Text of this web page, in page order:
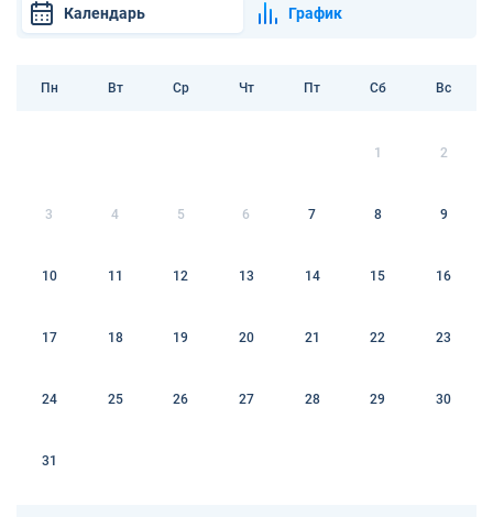
Календарь График
Пн Вт Ср Чт Пт Сб Вс
1 2
3 4 5 6 7 8 9
10 11 12 13 14 15 16
17 18 19 20 21 22 23
24 25 26 27 28 29 30
31